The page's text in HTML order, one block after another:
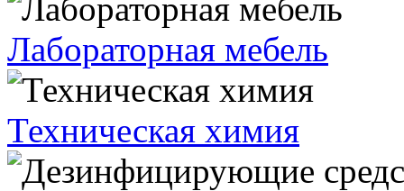
Лабораторная мебель
Техническая химия